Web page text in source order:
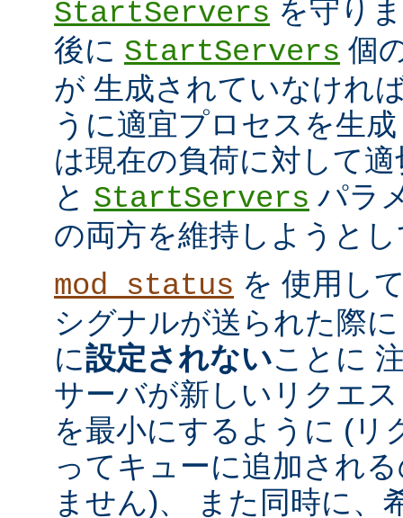
StartServers を守り
後に StartServers 個
が 生成されていなけれ
うに適宜プロセスを生
は現在の負荷に対して
と StartServers パラ
の両方を維持しようと
mod_status を 使用し
シグナルが送られた際
に設定されないことに
サーバが新しいリクエ
を最小にするように (リ
ってキューに追加され
ません)、 また同時に、